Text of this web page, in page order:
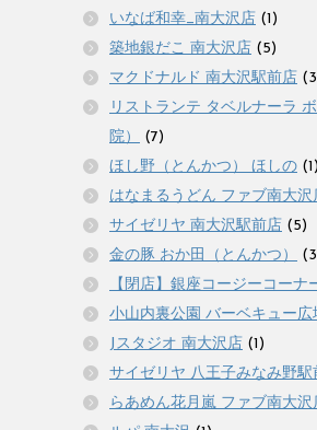
いなば和幸_南大沢店 (1)
築地銀だこ 南大沢店 (5)
マクドナルド 南大沢駅前店
リストランテ タベルナーラ
院）
(7)
ほし野（とんかつ） ほしの (1)
はなまるうどん ファブ南大沢
サイゼリヤ 南大沢駅前店 (5)
金の豚 おか田（とんかつ）
【閉店】銀座コージーコーナ
小山内裏公園 バーベキュー広
Jスタジオ 南大沢店 (1)
サイゼリヤ 八王子みなみ野駅
らあめん花月嵐 ファブ南大沢